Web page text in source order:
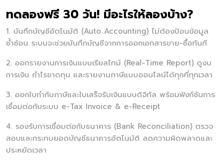
ทดลองฟรี 30 วัน! มีอะไรให้ลองบ้าง?
1. บันทึกบัญชีอัตโนมัติ (Auto Accounting) ไม่ต้องป้อนข้อมูล
ซ้ำซ้อน ระบบจะช่วยบันทึกบัญชีจากการออกเอกสารขาย-ซื้อทันที
2. ออกรายงานการเงินแบบเรียลไทม์ (Real-Time Report) ดูงบ
การเงิน กำไรขาดทุน และรายงานภาษีแบบออนไลน์ได้ทุกที่ทุกเวลา
3. ออกใบกำกับภาษีและใบเสร็จรับเงินแบบดิจิทัล พร้อมฟังก์ชันการ
เชื่อมต่อกับระบบ e-Tax Invoice & e-Receipt
4. รองรับการเชื่อมต่อกับธนาคาร (Bank Reconciliation) ตรวจ
สอบและกระทบยอดบัญชีธนาคารอัตโนมัติ ลดความผิดพลาดและ
ประหยัดเวลา